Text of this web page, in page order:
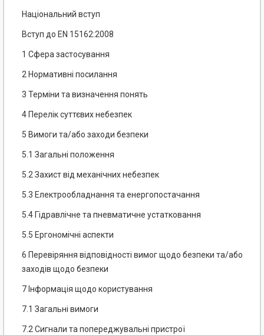
Національний вступ
Вступ до EN 15162:2008
1 Сфера застосування
2 Нормативні посилання
3 Терміни та визначення понять
4 Перелік суттєвих небезпек
5 Вимоги та/або заходи безпеки
5.1 Загальні положення
5.2 Захист від механічних небезпек
5.3 Електрообладнання та енергопостачання
5.4 Гідравлічне та пневматичне устатковання
5.5 Ергономічні аспекти
6 Перевіряння відповідності вимог щодо безпеки та/або
заходів щодо безпеки
7 Інформація щодо користування
7.1 Загальні вимоги
7.2 Сигнали та попереджувальні пристрої